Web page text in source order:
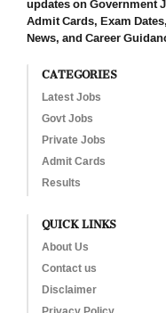
Admit Cards, Exam
News, and Career
CATEGORIES
Latest Jobs
Govt Jobs
Private Jobs
Admit Cards
Results
QUICK LINKS
About Us
Contact us
Disclaimer